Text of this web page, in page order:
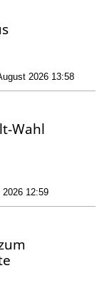
2026 13:58
Wahl
12:59